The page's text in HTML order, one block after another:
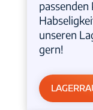
unseren
gern!